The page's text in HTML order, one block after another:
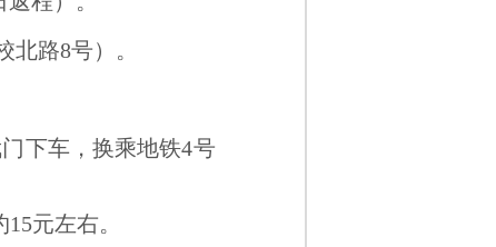
路8号）。
下车，换乘地铁4号
元左右。